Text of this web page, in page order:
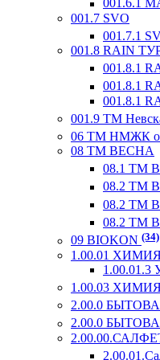
001.6.1
001.7 SVO
001.7.1
001.8 RAIN
001.8.1
001.8.1
001.8.1
001.9 ТМ
06 ТМ НМЖК
08 ТМ ВЕСНА
08.1 ТМ
08.2 ТМ
08.2 ТМ
08.2 ТМ
09 BIOKON (34)
1.00.01 ХИМИЯ
1.00.01.3
1.00.03 ХИМИЯ
2.00.0
2.00.0